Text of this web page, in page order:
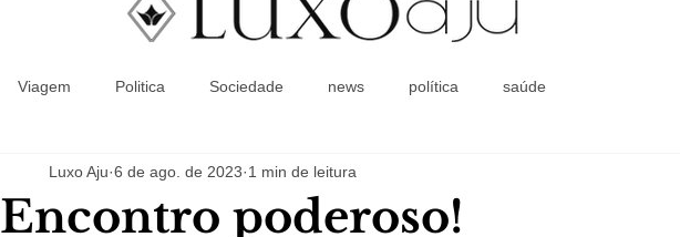
Coluna Social
Viagem Politica Sociedade news política saúde
Encontro poderoso!
Luxo Aju 6 de ago. de 2023 1 min de leitura